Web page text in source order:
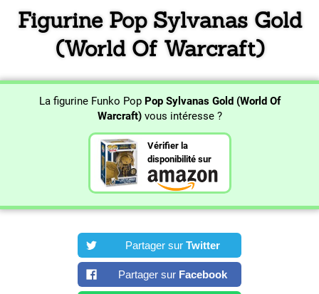
Figurine Pop Sylvanas Gold
(World Of Warcraft)
La figurine Funko Pop Pop Sylvanas Gold (World Of
Warcraft)vous intéresse ?
Vérifier la
disponibilité sur
Partager sur Twitter
Partager sur Facebook